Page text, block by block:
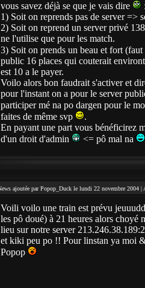
vous savez déjà se que je vais dire
1) Soit on reprends pas de server =>
2) Soit on reprend un server privé
ne l'utilise que pour les match.
3) Soit on prends un beau et fort
public 16 places qui couterait
est 10 a le payer.
Voilo alors bon faudrait s'activer et
pour l'instant on a pour le server
participer mé na po dargen pour le
faites de même svp
.
En payant une part vous bénéficirez
d'un droit d'admin
<= pô mal na
ajoutée par Popop_Duck le lundi 22 novembre 2004 |
Voili voilo une train est prévu
les pô doué) à 21 heures alors choyé
lieu sur notre server
et kiki peu po !! Pour linstan ya moi
Popop